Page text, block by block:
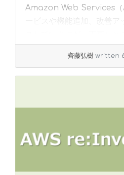
Amazon Web Services（
ービスや機能追加、改善ア
齊藤弘樹 written